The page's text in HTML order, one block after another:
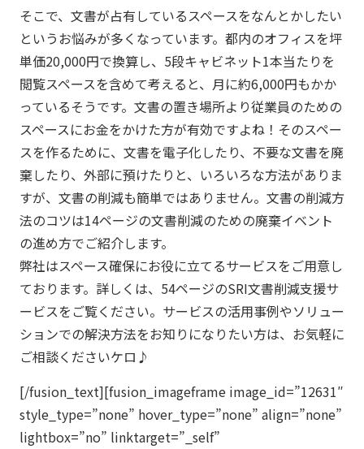
そこで、文書が占有しているスペースをなんとかしたい
というお悩みが多くなっています。都内のオフィスを坪
単価20,000円で換算し、5段キャビネット1本当たりを
閲覧スペースを含めて考えると、月に約6,000円もかか
っているそうです。文書の置き場所より従業員のための
スペースにお金をかけた方が有効ですよね！そのスペー
スを作るために、文書を電子化したり、不要な文書を廃
棄したり、外部に預けたりと、いろいろな方法がありま
すが、文書の削減も簡単ではありません。文書の削減方
法のコツは14ページの文書削減のための廃棄イベント
の進め方でご紹介します。
弊社はスペース確保にお役に立てるサービスをご用意し
ております。詳しくは、54ページのSRI文書削減支援サ
ービスをご覧ください。サービスの活用事例やソリュー
ションでの解決方法をお知りになりたい方は、お気軽に
ご相談くださいケロ♪
[/fusion_text][fusion_imageframe image_id=”12631″
style_type=”none” hover_type=”none” align=”none”
lightbox=”no” linktarget=”_self”